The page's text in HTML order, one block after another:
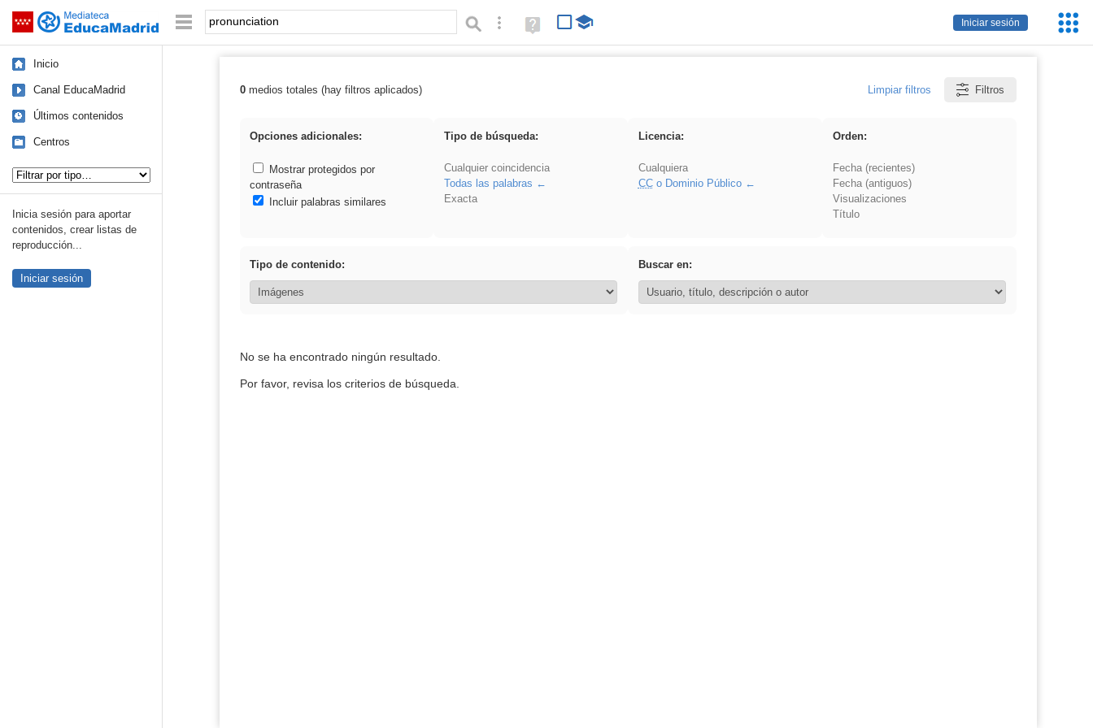
Saltar navegación
Iniciar sesión
Palabra o frase: Búsqueda avanzada
Ayuda
(en
Inicio
Canal EducaMadrid
Últimos contenidos
Centros
Inicia sesión para aportar
contenidos, crear listas de
reproducción...
Iniciar sesión
Resultados de: pronunciation
0medios totales (hay filtros aplicados) Limpiar filtros Filtros
Opciones adicionales:
Mostrar protegidos por
contraseña
Incluir palabras similares
Tipo de búsqueda:
Cualquier coincidencia
Todas las palabras
Exacta
Licencia:
Cualquiera
CCo Dominio Público
Orden:
Fecha (recientes)
Fecha (antiguos)
Visualizaciones
Título
Tipo de contenido: Buscar en:
No se ha encontrado ningún resultado.
Por favor, revisa los criterios de búsqueda.